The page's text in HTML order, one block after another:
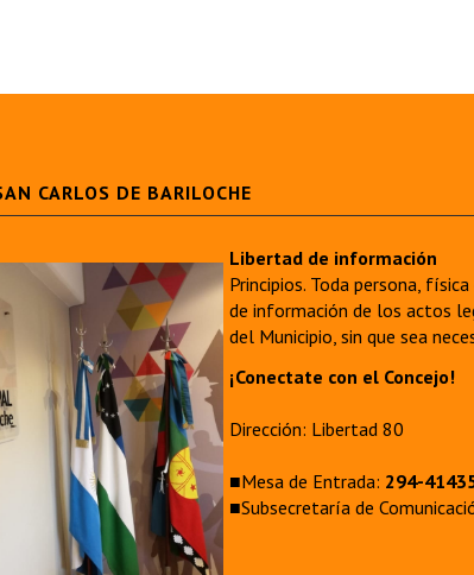
CARLOS DE BARILOCHE
Libertad de información
Principios. Toda persona,
de información de los actos
del Municipio, sin que sea
¡Conectate con el Concejo!
Dirección: Libertad 80
■Mesa de Entrada: 294-
■Subsecretaría de